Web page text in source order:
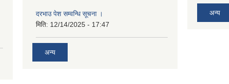
दरभाउ पेश सम्वन्धि सूचना ।
मिति: 12/14/2025 - 17:47
अन्य
अन्य